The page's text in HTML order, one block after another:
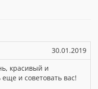
30.01.2019
красивый и
и советовать вас!